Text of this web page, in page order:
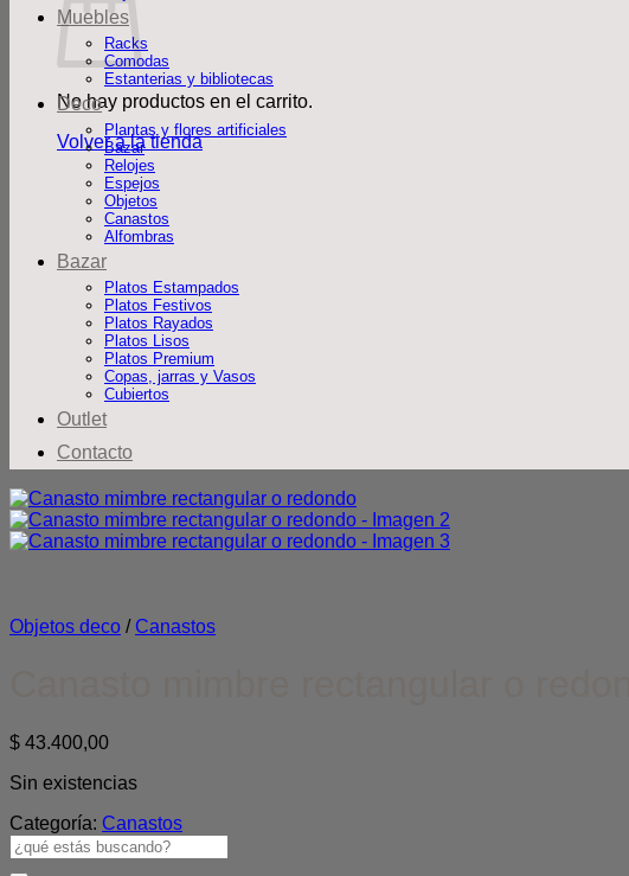
No hay productos en el carrito.
Volver a la tienda
Muebles
Racks
Comodas
Estanterias y bibliotecas
Deco
Plantas y flores artificiales
Bazar
Relojes
Espejos
Objetos
Canastos
Alfombras
Bazar
Platos Estampados
Platos Festivos
Platos Rayados
Platos Lisos
Platos Premium
Copas, jarras y Vasos
Cubiertos
Outlet
Contacto
Objetos deco / Canastos
$ 43.400,00
Sin existencias
Categoría: Canastos
Buscar
por: